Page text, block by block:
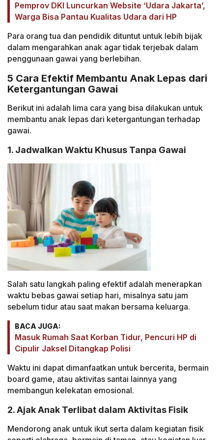
Pemprov DKI Luncurkan Website ‘Udara Jakarta’,
Warga Bisa Pantau Kualitas Udara dari HP
Para orang tua dan pendidik dituntut untuk lebih bijak
dalam mengarahkan anak agar tidak terjebak dalam
penggunaan gawai yang berlebihan.
5 Cara Efektif Membantu Anak Lepas dari
Ketergantungan Gawai
Berikut ini adalah lima cara yang bisa dilakukan untuk
membantu anak lepas dari ketergantungan terhadap
gawai.
1. Jadwalkan Waktu Khusus Tanpa Gawai
Salah satu langkah paling efektif adalah menerapkan
waktu bebas gawai setiap hari, misalnya satu jam
sebelum tidur atau saat makan bersama keluarga.
BACA JUGA:
Masuk Rumah Saat Korban Tidur, Pencuri HP di
Cipulir Jaksel Ditangkap Polisi
Waktu ini dapat dimanfaatkan untuk bercerita, bermain
board game, atau aktivitas santai lainnya yang
membangun kelekatan emosional.
2. Ajak Anak Terlibat dalam Aktivitas Fisik
Mendorong anak untuk ikut serta dalam kegiatan fisik